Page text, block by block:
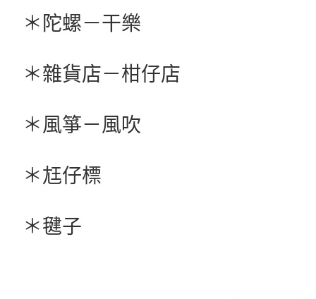
＊陀螺－干樂
＊雜貨店－柑仔店
＊風箏－風吹
＊尪仔標
＊毽子